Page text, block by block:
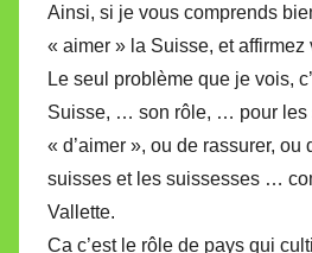
Ainsi, si je vous comprends
« aimer » la Suisse, et affirmez
Le seul problème que je vois,
Suisse, … son rôle, … pour les
« d’aimer », ou de rassurer,
suisses et les suissesses …
Vallette.
Ca c’est le rôle de pays qui